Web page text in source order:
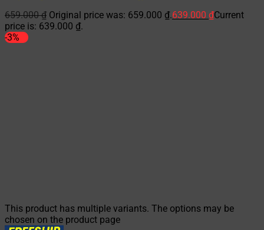
659.000₫ Original price was: 659.000 ₫.639.000 ₫Current
price is: 639.000 ₫.
-3%
This product has multiple variants. The options may be
chosen on the product page